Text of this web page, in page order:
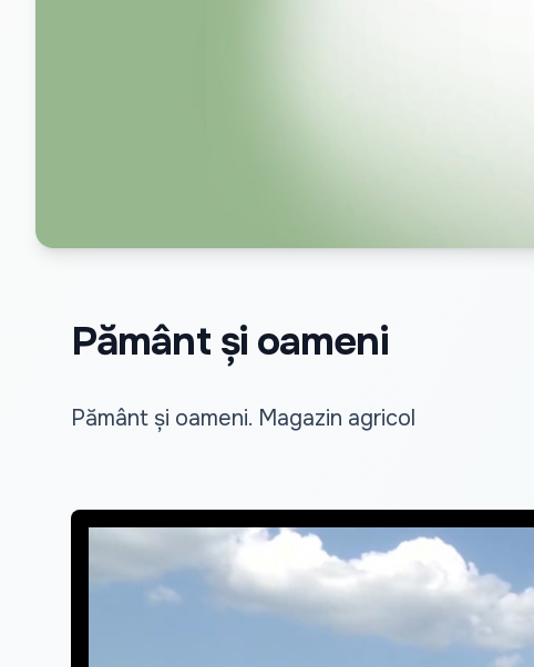
Pământ și oameni
Pământ și oameni. Magazin agricol